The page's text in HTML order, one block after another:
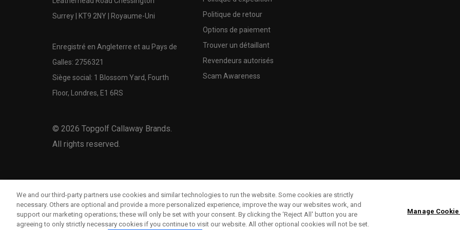
Surrey | KT9 2NY | Royaume-Uni
Enregistré en Angleterre et au Pays de
Galles: 2756321
Siège social: 1 Blossom Yard, Fourth
Floor, Londres, E1 6RS
© 2026 Topgolf Callaway Brands.
All rights reserved.
Politique de retour
Options de paiement
Trouver un détaillant
Revendeurs autorisés
Scam Awareness
We and our third-party partners use cookies and similar technologies to run the website. Some cookies are strictly
necessary. Others are optional and provide a more personalized experience, improve the way our websites work, and
support our marketing operations; these will only be set with your consent. By clicking the ‘Reject All' button you are
agreeing to only strictly necessary cookies if you continue to visit our website. All other optional cookies will not be set.
Manage